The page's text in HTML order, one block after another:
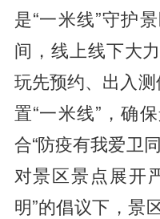
是“一米线”守护
间，线上线下大
玩先预约、出入测
置“一米线”，确
合“防疫有我爱卫
对景区景点展开
明”的倡议下，景